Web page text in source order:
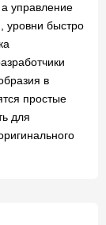
а управление
уровни быстро
в
простые
для